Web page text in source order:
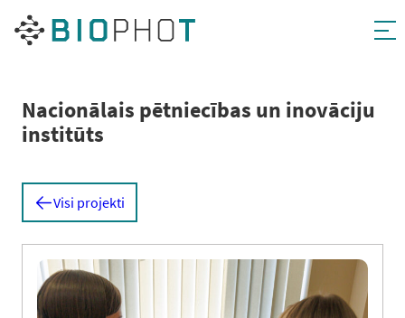
Pāriet
Nacionālais pētniecības un inovāciju
institūts
Visi projekti